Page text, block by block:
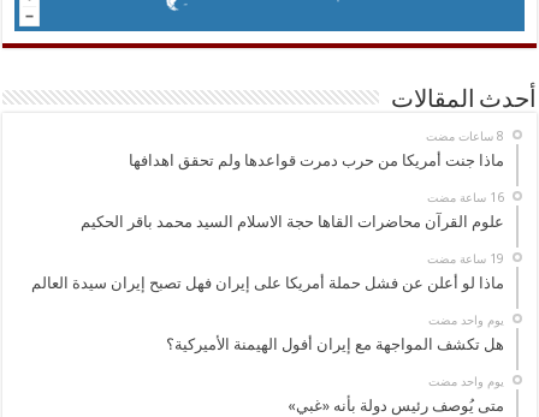
أحدث المقالات
ماذا جنت أمريكا من حرب دمرت قواعدها ولم تحقق اهدافها
‏16 ساعة مضت
علوم القرآن محاضرات القاها حجة الاسلام السيد محمد باقر الحكيم
ماذا لو أعلن عن فشل حملة أمريكا على إيران فهل تصبح إيران سيدة العالم
‏يوم واحد مضت
هل تكشف المواجهة مع إيران أفول الهيمنة الأميركية؟
‏يوم واحد مضت
متى يُوصف رئيس دولة بأنه «غبي»